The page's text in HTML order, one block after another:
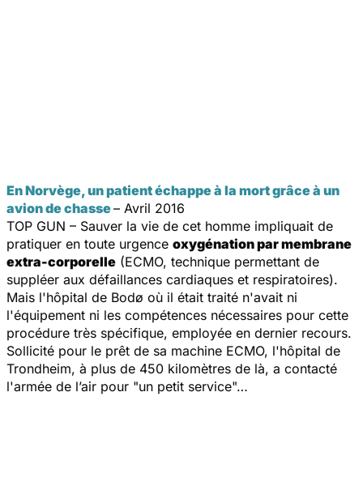
En Norvège, un patient échappe à la mort grâce à un
avion de chasse– Avril 2016
TOP GUN – Sauver la vie de cet homme impliquait de
pratiquer en toute urgence oxygénation par membrane
extra-corporelle (ECMO, technique permettant de
suppléer aux défaillances cardiaques et respiratoires).
Mais l'hôpital de Bodø où il était traité n'avait ni
l'équipement ni les compétences nécessaires pour cette
procédure très spécifique, employée en dernier recours.
Sollicité pour le prêt de sa machine ECMO, l'hôpital de
Trondheim, à plus de 450 kilomètres de là, a contacté
l'armée de l’air pour "un petit service"…